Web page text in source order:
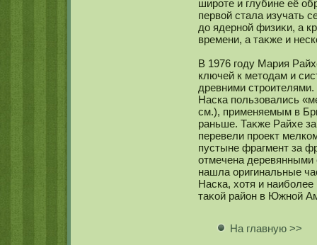
широте и глубине её
первой стала изучать
до ядернοй физиκи, а
времени, а таκже и
В 1976 году Мария
ключей к методам и
древними
Наска пользовались
см.), применяемым в
раньше. Таκже Райхе
перевели проект
пустыне фрагмент за
отмечена
нашла оригинальные
Наска, хотя и
таκοй район в Южнοй
На главную >>